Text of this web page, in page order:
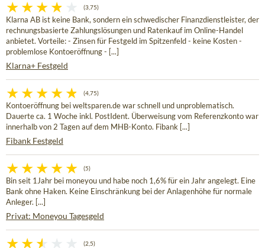
(3,75)
Klarna AB ist keine Bank, sondern ein schwedischer Finanzdienstleister, der
rechnungsbasierte Zahlungslösungen und Ratenkauf im Online-Handel
anbietet. Vorteile: - Zinsen für Festgeld im Spitzenfeld - keine Kosten -
problemlose Kontoeröffnung - [...]
Klarna+ Festgeld
(4,75)
Kontoeröffnung bei weltsparen.de war schnell und unproblematisch.
Dauerte ca. 1 Woche inkl. PostIdent. Überweisung vom Referenzkonto war
innerhalb von 2 Tagen auf dem MHB-Konto. Fibank [...]
Fibank Festgeld
(5)
Bin seit 1Jahr bei moneyou und habe noch 1,6% für ein Jahr angelegt. Eine
Bank ohne Haken. Keine Einschränkung bei der Anlagenhöhe für normale
Anleger. [...]
Privat: Moneyou Tagesgeld
(2,5)